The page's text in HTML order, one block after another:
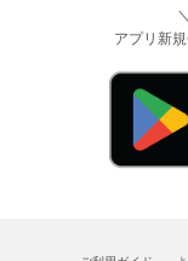
アプリ新